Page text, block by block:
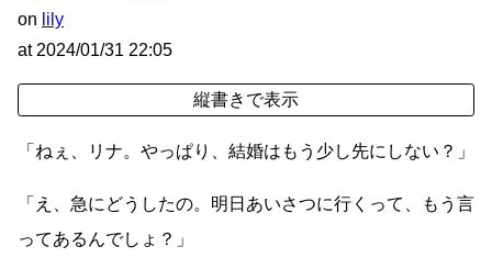
on lily
at 2024/01/31 22:05
「ねぇ、リナ。やっぱり、結婚はもう少し先にしない？」
「え、急にどうしたの。明日あいさつに行くって、もう言
ってあるんでしょ？」